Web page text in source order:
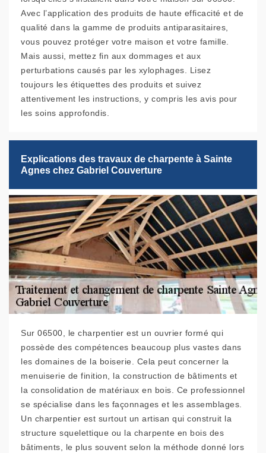
Avec l’application des produits de haute efficacité et de
qualité dans la gamme de produits antiparasitaires,
vous pouvez protéger votre maison et votre famille.
Mais aussi, mettez fin aux dommages et aux
perturbations causés par les xylophages. Lisez
toujours les étiquettes des produits et suivez
attentivement les instructions, y compris les avis pour
les soins approfondis.
Explications des travaux de charpente à Sainte
Agnes chez Gabriel Couverture
Sur 06500, le charpentier est un ouvrier formé qui
possède des compétences beaucoup plus vastes dans
les domaines de la boiserie. Cela peut concerner la
menuiserie de finition, la construction de bâtiments et
la consolidation de matériaux en bois. Ce professionnel
se spécialise dans les façonnages et les assemblages.
Un charpentier est surtout un artisan qui construit la
structure squelettique ou la charpente en bois des
bâtiments, le plus souvent selon la méthode donné lors